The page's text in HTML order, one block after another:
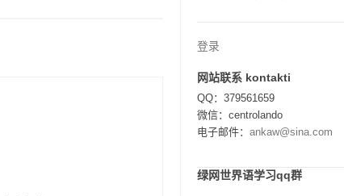
登录
网站联系 kontakti
QQ：379561659
微信：centrolando
电子邮件：ankaw@sina.com
绿网世界语学习qq群